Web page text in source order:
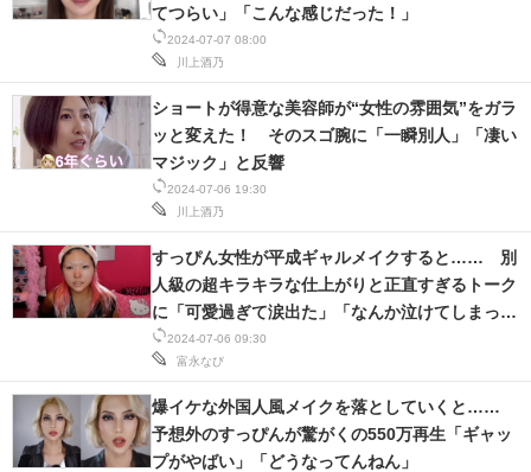
建設×テクノロジーの最前線
ちょっと気になるネットの話題
2024-07-07 08:00
川上酒乃
てつらい」「こんな感じだった！」
2024-07-06 19:30
川上酒乃
ショートが得意な美容師が“女性の雰囲気”をガラ
ッと変えた！ そのスゴ腕に「一瞬別人」「凄い
マジック」と反響
2024-07-06 09:30
富永なび
すっぴん女性が平成ギャルメイクすると…… 別
人級の超キラキラな仕上がりと正直すぎるトーク
に「可愛過ぎて涙出た」「なんか泣けてしまっ
た」
爆イケな外国人風メイクを落としていくと……
予想外のすっぴんが驚がくの550万再生「ギャッ
プがやばい」「どうなってんねん」